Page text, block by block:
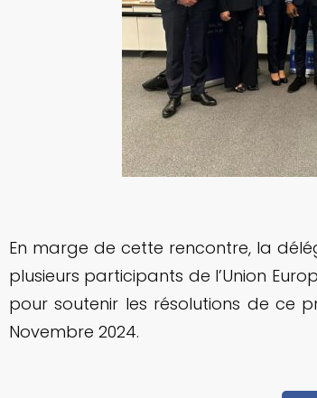
En marge de cette rencontre, la
plusieurs participants de l’Union
pour soutenir les résolutions de ce
Novembre 2024.